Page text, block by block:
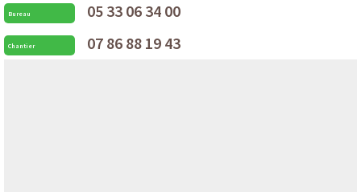
Bureau 05 33 06 34 00
Chantier 07 86 88 19 43